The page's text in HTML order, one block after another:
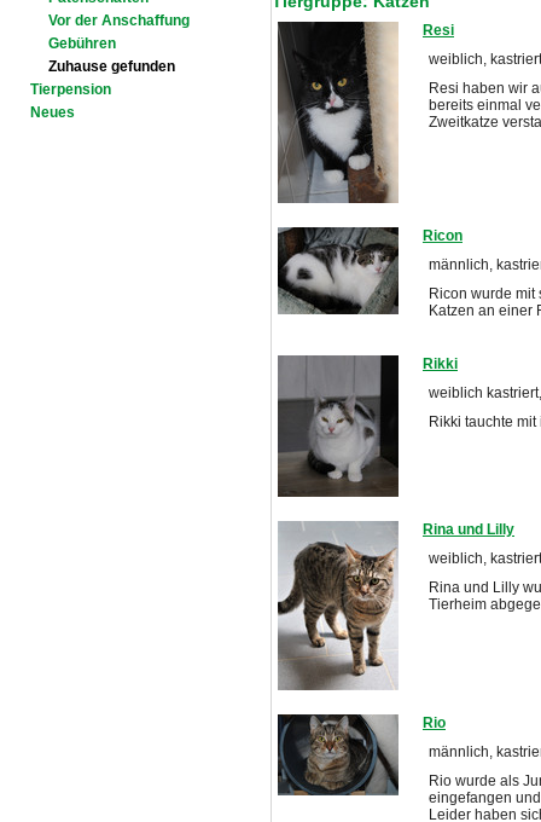
Vor der Anschaffung
Gebühren
Zuhause gefunden
Tierpension
Neues
Resi
weiblich,
Resi haben wir
bereits einmal
Zweitkatze
Ricon
männlich,
Ricon wurde
Katzen an einer
Rikki
weiblich
Rikki tauchte
Rina und Lilly
weiblich,
Rina und Lilly
Tierheim
Rio
männlich,
Rio wurde als
eingefangen
Leider haben